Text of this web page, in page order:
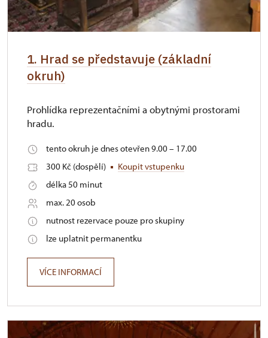
1. Hrad se představuje (základní
okruh)
Prohlídka reprezentačními a obytnými prostorami
hradu.
tento okruh je dnes otevřen 9.00 – 17.00
300 Kč (dospělí)
Koupit vstupenku
délka 50 minut
max. 20 osob
nutnost rezervace pouze pro skupiny
lze uplatnit permanentku
VÍCE INFORMACÍ